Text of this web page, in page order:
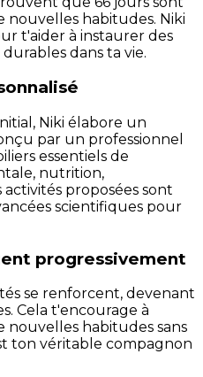
nouvelles habitudes. Niki
t'aider à instaurer des
dans ta vie.
Niki élabore un
par un professionnel
essentiels de
nutrition,
proposées sont
scientifiques pour
progressivement
se renforcent, devenant
Cela t'encourage à
nouvelles habitudes sans
ton véritable compagnon